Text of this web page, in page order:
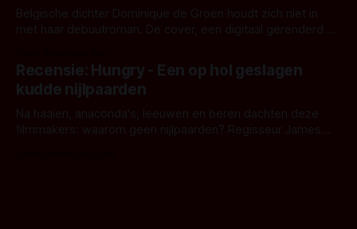
Belgische dichter Dominique de Groen houdt zich niet in
met haar debuutroman. De cover, een digitaal gerenderd en
achtergrond, belooft iets kleurrijks maar onheilspellends,
iets ongrijpbaars. En dat maakt De Groen met ieder woord
waar.
Recensie: Hungry - Een op hol geslagen
kudde nijlpaarden
Na haaien, anaconda's, leeuwen en beren dachten deze
filmmakers: waarom geen nijlpaarden? Regisseur James